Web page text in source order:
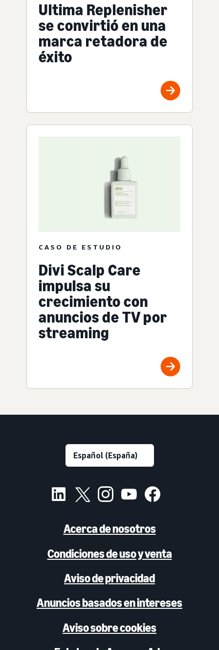
Ultima Replenisher
se convirtió en una
marca retadora de
éxito
CASO DE ESTUDIO
Divi Scalp Care
impulsa su
crecimiento con
anuncios de TV por
streaming
Acerca de nosotros
Condiciones de uso y venta
Aviso de privacidad
Anuncios basados en intereses
Aviso sobre cookies